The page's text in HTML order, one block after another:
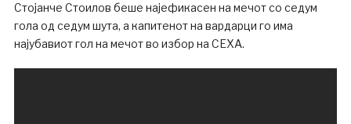
Стојанче Стоилов беше најефикасен на мечот со седум
гола од седум шута, а капитенот на вардарци го има
најубавиот гол на мечот во избор на СЕХА.